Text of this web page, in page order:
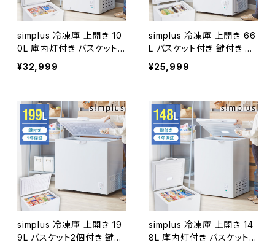
simplus 冷凍庫 上開き 10
0L 庫内灯付き バスケット
付き 鍵付き 静音 大容量 冷
凍冷蔵庫 省エネ 温度調整
凍食品 SP-100LUPD
¥32,999
simplus 冷凍庫 上開き 66
L バスケット付き 鍵付き 静
音 大容量 冷凍冷蔵庫 省エ
ネ 温度調整 冷凍ストック
6LUPD シンプラス
¥25,999
simplus 冷凍庫 上開き 19
9L バスケット2個付き 鍵付
simplus 冷凍庫 上開き 14
8L 庫内灯付き バスケット